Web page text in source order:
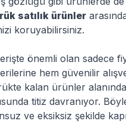
satılık ürünler
koruyabilirsiniz.
önemli olan sadece
hem güvenilir
kalan ürünler
titiz davranıyor.
ve eksiksiz şekilde